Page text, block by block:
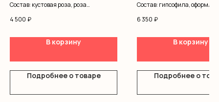
Состав: кустовая роза, роза
4 500 ₽
В корзину
Подробнее о товаре
Состав: гипсофила,
6 350 ₽
В корзину
Подробнее о